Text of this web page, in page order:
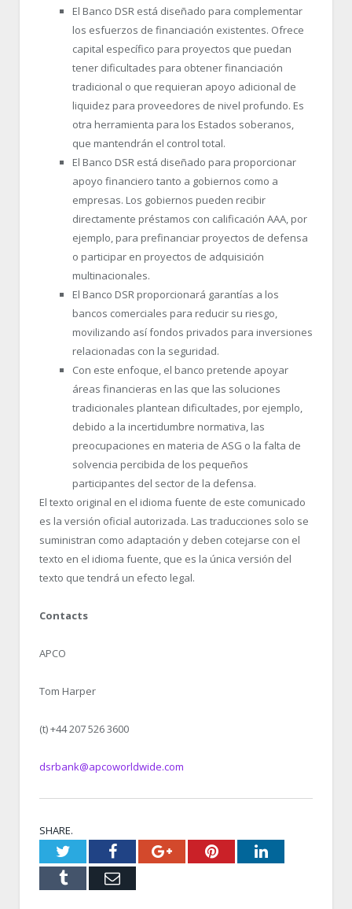
El Banco DSR está diseñado para complementar
los esfuerzos de financiación existentes. Ofrece
capital específico para proyectos que puedan
tener dificultades para obtener financiación
tradicional o que requieran apoyo adicional de
liquidez para proveedores de nivel profundo. Es
otra herramienta para los Estados soberanos,
que mantendrán el control total.
El Banco DSR está diseñado para proporcionar
apoyo financiero tanto a gobiernos como a
empresas. Los gobiernos pueden recibir
directamente préstamos con calificación AAA, por
ejemplo, para prefinanciar proyectos de defensa
o participar en proyectos de adquisición
multinacionales.
El Banco DSR proporcionará garantías a los
bancos comerciales para reducir su riesgo,
movilizando así fondos privados para inversiones
relacionadas con la seguridad.
Con este enfoque, el banco pretende apoyar
áreas financieras en las que las soluciones
tradicionales plantean dificultades, por ejemplo,
debido a la incertidumbre normativa, las
preocupaciones en materia de ASG o la falta de
solvencia percibida de los pequeños
participantes del sector de la defensa.
El texto original en el idioma fuente de este comunicado
es la versión oficial autorizada. Las traducciones solo se
suministran como adaptación y deben cotejarse con el
texto en el idioma fuente, que es la única versión del
texto que tendrá un efecto legal.
Contacts
APCO
Tom Harper
(t) +44 207 526 3600
dsrbank@apcoworldwide.com
SHARE.
TwitterFacebookGoogle+PinterestLinkedIn
Tumblr Email